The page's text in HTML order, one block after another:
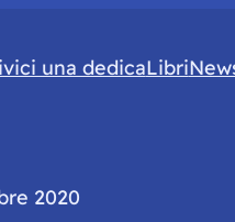
una dedicaLibri
2020